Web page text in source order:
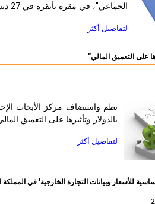
الجماعي"، في مقره بأنقرة في 27 ديسمبر 2011.
لتفاصيل أكثر
على التعميق المالي"
نظم واستضاف مركز الأبحاث
بالدولار وتأثيرها على التعميق
لتفاصيل أكثر
للأسعار وبيانات التجارة الخارجية' في المملكة